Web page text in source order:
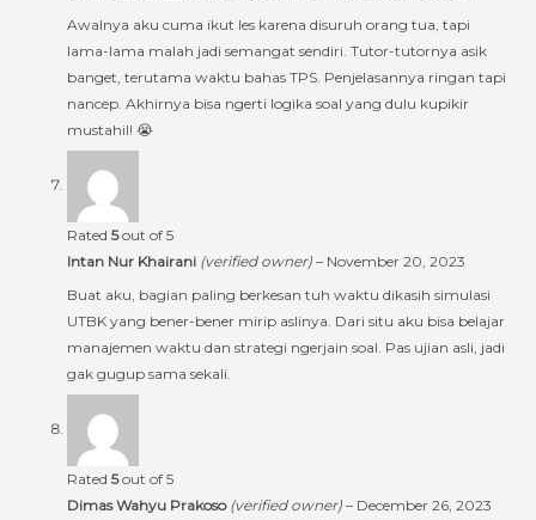
Awalnya aku cuma ikut les karena disuruh orang tua, tapi
lama-lama malah jadi semangat sendiri. Tutor-tutornya asik
banget, terutama waktu bahas TPS. Penjelasannya ringan tapi
nancep. Akhirnya bisa ngerti logika soal yang dulu kupikir
mustahil! 😭
Rated 5out of 5
Intan Nur Khairani (verified owner) – November 20, 2023
Buat aku, bagian paling berkesan tuh waktu dikasih simulasi
UTBK yang bener-bener mirip aslinya. Dari situ aku bisa belajar
manajemen waktu dan strategi ngerjain soal. Pas ujian asli, jadi
gak gugup sama sekali.
Rated 5out of 5
Dimas Wahyu Prakoso (verified owner) – December 26, 2023